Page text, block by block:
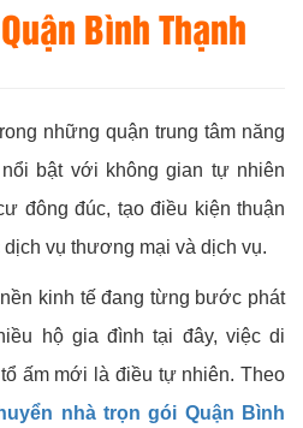
Bình Thạnh
những quận trung tâm năng
bật với không gian tự nhiên
đông đúc, tạo điều kiện thuận
vụ thương mại và dịch vụ.
kinh tế đang từng bước phát
hộ gia đình tại đây, việc di
ấm mới là điều tự nhiên. Theo
nhà trọn gói Quận Bình